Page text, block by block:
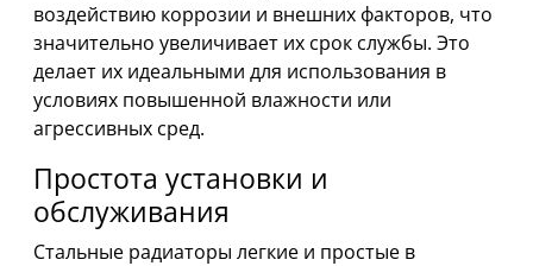
воздействию коррозии и внешних факторов, что
значительно увеличивает их срок службы. Это
делает их идеальными для использования в
условиях повышенной влажности или
агрессивных сред.
Простота установки и
обслуживания
Стальные радиаторы легкие и простые в